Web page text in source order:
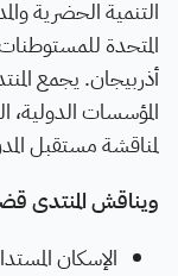
التنمية الحضرية
أذربيجان. يجمع
المؤسسات الدولية،
لمناقشة مستقبل
ويناقش المنتدى
الإسكان